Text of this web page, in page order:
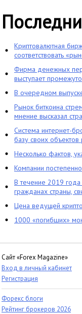
Криптовалютная
соответствовать
Фирма денежных
выступает
В очередном
Рынок биткоина
мнение высказал
Система интернет-
базу своих
Несколько фактов,
Компании
В течение 2019 года
гражданах страны,
Цена ведущей
1000 «погибших»
Сайт «Forex Magazine»
Вход в личный кабинет
Регистрация
Форекс блоги
Рейтинг брокеров 2026